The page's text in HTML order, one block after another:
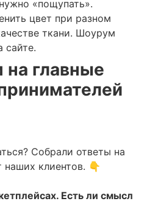
«пощупать».
цвет при разном
ткани. Шоурум
сайте.
на главные
Собрали ответы на
клиентов. 👇
Есть ли смысл